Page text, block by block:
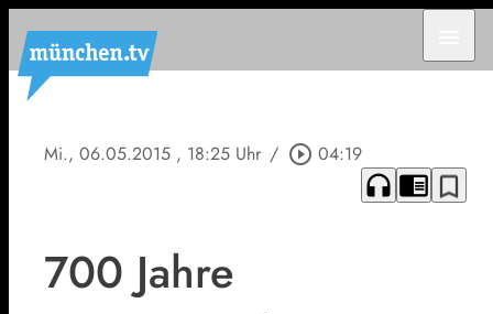
Mi., 06.05.2015 , 18:25 Uhr / play_circle_outline 04:19
headphones chrome_reader_mode bookmark_border
700 Jahre